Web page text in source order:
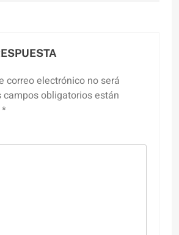
correo electrónico no será
campos obligatorios están
*